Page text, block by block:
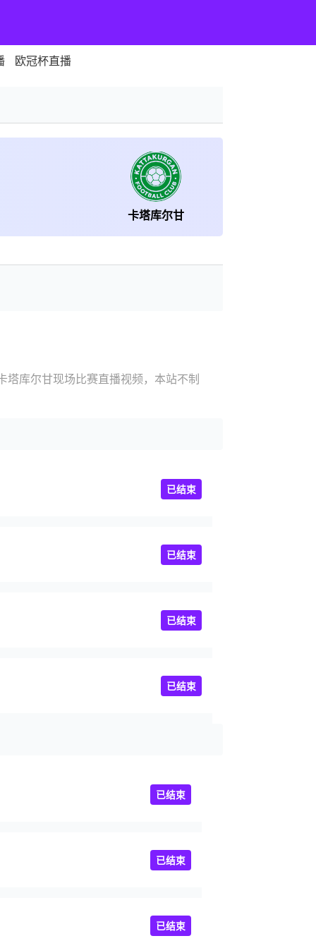
欧冠杯直播
卡塔库尔甘
塔库尔甘现场比赛直播视频，本站不制
已结束
已结束
已结束
已结束
已结束
已结束
已结束